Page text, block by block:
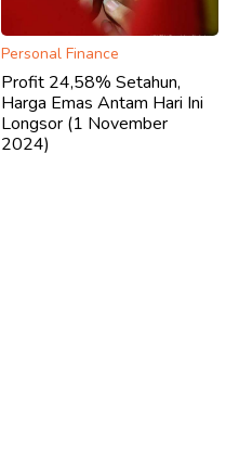
Personal Finance
Profit 24,58% Setahun,
Harga Emas Antam Hari Ini
Longsor (1 November
2024)